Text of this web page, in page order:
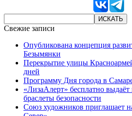
Свежие записи
Опубликована концепция
Безымянки
Перекрытие улицы
дней
Программу Дня города в
«ЛизаАлерт» бесплатно
браслеты безопасности
Союз художников приглашает